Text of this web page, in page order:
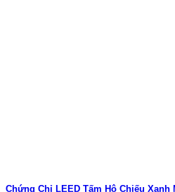
Chứng Chỉ LEED Tấm Hộ Chiếu Xanh